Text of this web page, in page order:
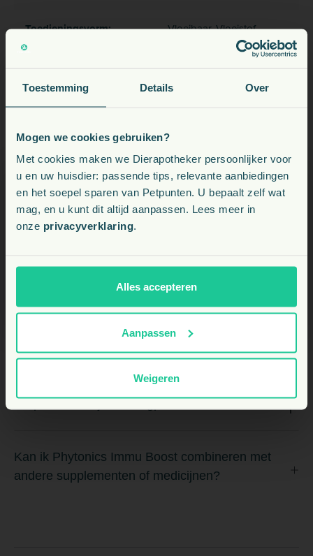
Toestemming Details Over
Mogen we cookies gebruiken?
Met cookies maken we Dierapotheker persoonlijker voor
u en uw huisdier: passende tips, relevante aanbiedingen
en het soepel sparen van Petpunten. U bepaalt zelf wat
mag, en u kunt dit altijd aanpassen. Lees meer in
onze privacyverklaring.
Alles accepteren
Aanpassen
Weigeren
Toedieningsvorm: Vloeibaar, Vloeistof
Wanneer gebruik ik dit supplement?
Bij verminderde weerstand, herstel na ziekte, tijdens stressvolle
periodes, of wanneer uw dier vatbaar is voor infecties zoals
verkoudheid, niesziekte of andere luchtweginfecties.
Hoe geef ik Phytonics Immu Boost aan mijn
dier?
Kan ik Phytonics Immu Boost combineren met
andere supplementen of medicijnen?
Kies uw land: